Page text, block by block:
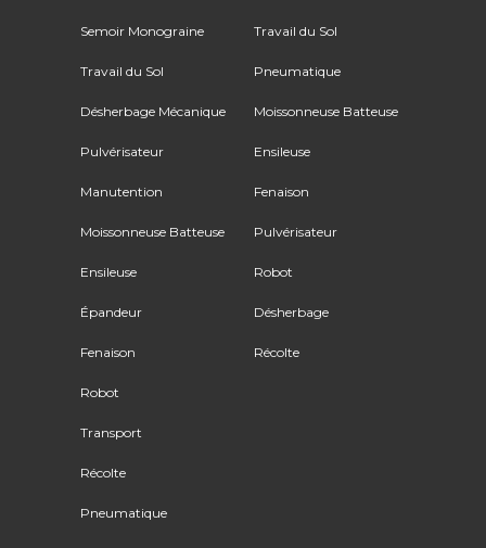
Semoir Monograine
Travail du Sol
Désherbage Mécanique
Pulvérisateur
Manutention
Moissonneuse Batteuse
Ensileuse
Épandeur
Fenaison
Robot
Transport
Récolte
Pneumatique
Travail du Sol
Pneumatique
Moissonneuse Batteuse
Ensileuse
Fenaison
Pulvérisateur
Robot
Désherbage
Récolte